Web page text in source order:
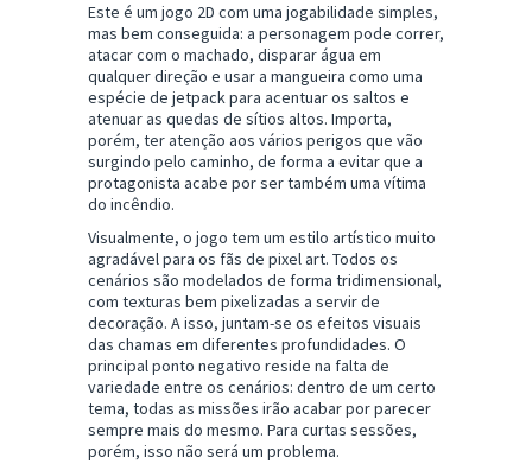
Este é um jogo 2D com uma jogabilidade simples,
mas bem conseguida: a personagem pode correr,
atacar com o machado, disparar água em
qualquer direção e usar a mangueira como uma
espécie de jetpack para acentuar os saltos e
atenuar as quedas de sítios altos. Importa,
porém, ter atenção aos vários perigos que vão
surgindo pelo caminho, de forma a evitar que a
protagonista acabe por ser também uma vítima
do incêndio.
Visualmente, o jogo tem um estilo artístico muito
agradável para os fãs de pixel art. Todos os
cenários são modelados de forma tridimensional,
com texturas bem pixelizadas a servir de
decoração. A isso, juntam-se os efeitos visuais
das chamas em diferentes profundidades. O
principal ponto negativo reside na falta de
variedade entre os cenários: dentro de um certo
tema, todas as missões irão acabar por parecer
sempre mais do mesmo. Para curtas sessões,
porém, isso não será um problema.